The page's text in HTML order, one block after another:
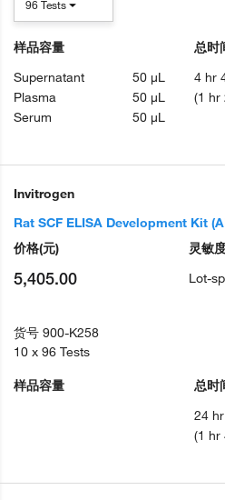
样品容量
Supernatant
50 µL
Plasma
50 µL
Serum
50 µL
总时
4 hr
(1 hr
96 Tests
Invitrogen
Rat SCF ELISA Development Kit
灵敏
Lot-
样品容量
总时
24
(1 hr
价格(元)
5,405.00
货号 900-K258
10 x 96 Tests